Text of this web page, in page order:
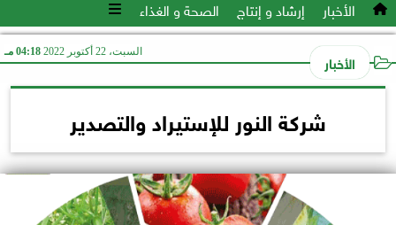
الأخبار إرشاد و إنتاج الصحة و الغذاء
الأخبار السبت، 22 أكتوبر 2022 04:18 مـ
شركة النور للإستيراد والتصدير